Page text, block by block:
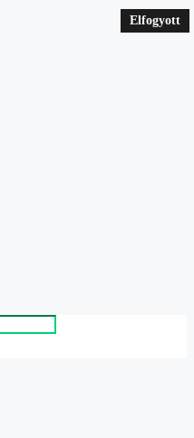
Elfogyott
Elfogyott
Elfogyott
Elfogyott